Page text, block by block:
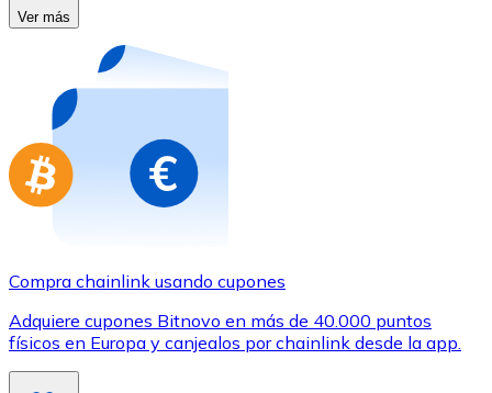
Compra tarjetas regalo de tus marcas favoritas con
Ir a la tienda de tarjetas regalo
Ver más
Compra chainlink usando cupones
Adquiere cupones Bitnovo en más de 40.000 puntos
físicos en Europa y canjealos por chainlink desde la app.